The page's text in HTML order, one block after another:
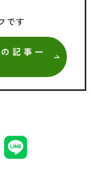
です
記事一